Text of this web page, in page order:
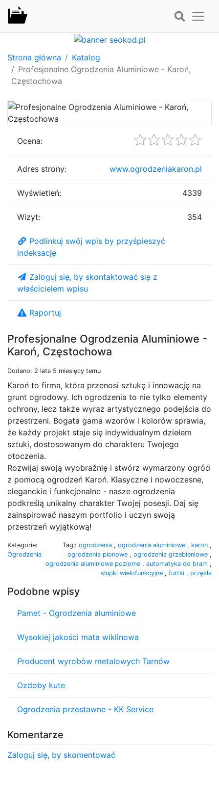
Strona główna
Katalog
Profesjonalne Ogrodzenia Aluminiowe - Karoń,
Częstochowa
Profesjonalne Ogrodzenia Aluminiowe -
Karoń, Częstochowa
Dodano: 2 lata 5 miesięcy temu
Karoń to firma, która przenosi sztukę i innowację na
grunt ogrodowy. Ich ogrodzenia to nie tylko elementy
ochrony, lecz także wyraz artystycznego podejścia do
przestrzeni. Bogata gama wzorów i kolorów sprawia,
że każdy projekt staje się indywidualnym dziełem
sztuki, dostosowanym do charakteru Twojego
otoczenia.
Rozwijaj swoją wyobraźnię i stwórz wymarzony ogród
z pomocą ogrodzeń Karoń. Klasyczne i nowoczesne,
eleganckie i funkcjonalne - nasze ogrodzenia
podkreślą unikalny charakter Twojej posesji. Daj się
zainspirować naszym portfolio i uczyn swoją
przestrzeń wyjątkową!
Kategorie:
Ogrodzenia
Tagi: ogrodzenia , ogrodzenia aluminiowe , karon ,
ogrodzenia pionowe , ogrodzenia grzebieniowe ,
ogrodzenia aluminiowe poziome , automatyka do bram ,
słupki wielofunkcyjne , furtki , przęsła
Podobne wpisy
Pamet - Ogrodzenia aluminiowe
Wysokiej jakości mata wiklinowa
Producent wyrobów metalowych Tarnów
Ozdoby kute
Ogrodzenia przestawne - KK Service
Komentarze
Zaloguj się, by skomentować
Ocena:
Adres strony: www.ogrodzeniakaron.pl
Wyświetleń: 4339
Wizyt: 354
Podlinkuj swój wpis by przyśpieszyć
indeksację
Zaloguj się, by skontaktować się z
właścicielem wpisu
Raportuj